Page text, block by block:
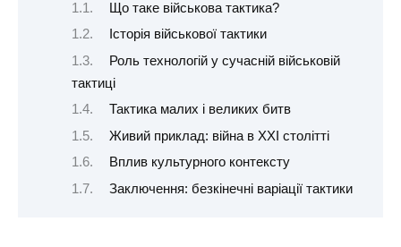
Що таке військова тактика?
Історія військової тактики
Роль технологій у сучасній військовій
тактиці
Тактика малих і великих битв
Живий приклад: війна в XXI столітті
Вплив культурного контексту
Заключення: безкінечні варіації тактики